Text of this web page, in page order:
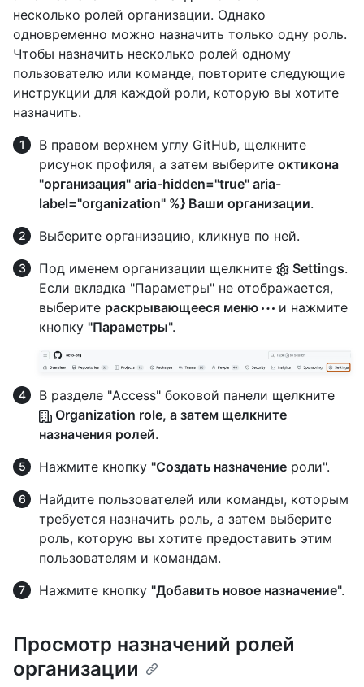
несколько ролей организации. Однако
одновременно можно назначить только одну роль.
Чтобы назначить несколько ролей одному
пользователю или команде, повторите следующие
инструкции для каждой роли, которую вы хотите
назначить.
В правом верхнем углу GitHub, щелкните
рисунок профиля, а затем выберите октикона
"организация" aria-hidden="true" aria-
label="organization" %} Ваши организации.
Выберите организацию, кликнув по ней.
Под именем организации щелкните
Settings.
Если вкладка "Параметры" не отображается,
выберите раскрывающееся меню
и нажмите
кнопку "Параметры".
В разделе "Access" боковой панели щелкните
Organization role, а затем щелкните
назначения ролей.
Нажмите кнопку "Создать назначение роли".
Найдите пользователей или команды, которым
требуется назначить роль, а затем выберите
роль, которую вы хотите предоставить этим
пользователям и командам.
Нажмите кнопку "Добавить новое назначение".
Просмотр назначений ролей
организации